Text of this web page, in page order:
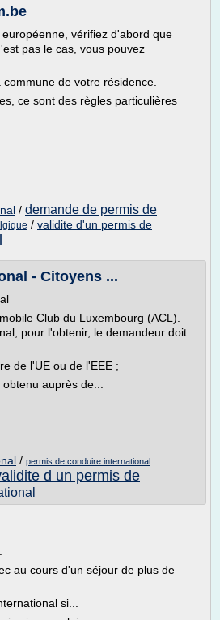
vérifiez d'abord que
pas le cas, vous pouvez
de votre résidence.
ce sont des règles particulières
/ demande de permis de
/ validite d'un permis de
- Citoyens ...
Club du Luxembourg (ACL).
pour l'obtenir, le demandeur doit
de l'UE ou de l'EEE ;
auprès de...
/ permis de conduire international
d un permis de
au cours d'un séjour de plus de
si...